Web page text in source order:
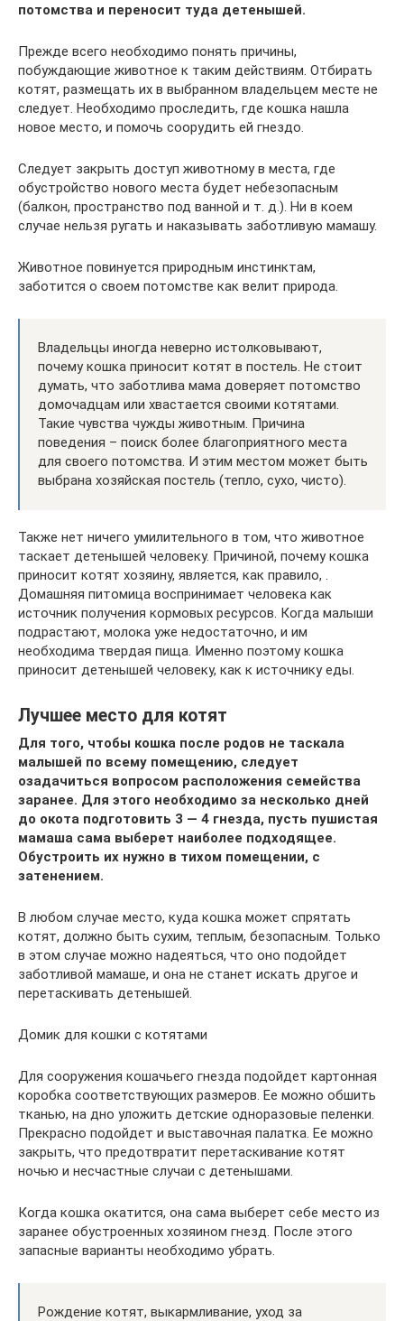
потомства и переносит туда детенышей.
Прежде всего необходимо понять причины,
побуждающие животное к таким действиям. Отбирать
котят, размещать их в выбранном владельцем месте не
следует. Необходимо проследить, где кошка нашла
новое место, и помочь соорудить ей гнездо.
Следует закрыть доступ животному в места, где
обустройство нового места будет небезопасным
(балкон, пространство под ванной и т. д.). Ни в коем
случае нельзя ругать и наказывать заботливую мамашу.
Животное повинуется природным инстинктам,
заботится о своем потомстве как велит природа.
Владельцы иногда неверно истолковывают,
почему кошка приносит котят в постель. Не стоит
думать, что заботлива мама доверяет потомство
домочадцам или хвастается своими котятами.
Такие чувства чужды животным. Причина
поведения – поиск более благоприятного места
для своего потомства. И этим местом может быть
выбрана хозяйская постель (тепло, сухо, чисто).
Также нет ничего умилительного в том, что животное
таскает детенышей человеку. Причиной, почему кошка
приносит котят хозяину, является, как правило, .
Домашняя питомица воспринимает человека как
источник получения кормовых ресурсов. Когда малыши
подрастают, молока уже недостаточно, и им
необходима твердая пища. Именно поэтому кошка
приносит детенышей человеку, как к источнику еды.
Лучшее место для котят
Для того, чтобы кошка после родов не таскала
малышей по всему помещению, следует
озадачиться вопросом расположения семейства
заранее. Для этого необходимо за несколько дней
до окота подготовить 3 — 4 гнезда, пусть пушистая
мамаша сама выберет наиболее подходящее.
Обустроить их нужно в тихом помещении, с
затенением.
В любом случае место, куда кошка может спрятать
котят, должно быть сухим, теплым, безопасным. Только
в этом случае можно надеяться, что оно подойдет
заботливой мамаше, и она не станет искать другое и
перетаскивать детенышей.
Домик для кошки с котятами
Для сооружения кошачьего гнезда подойдет картонная
коробка соответствующих размеров. Ее можно обшить
тканью, на дно уложить детские одноразовые пеленки.
Прекрасно подойдет и выставочная палатка. Ее можно
закрыть, что предотвратит перетаскивание котят
ночью и несчастные случаи с детенышами.
Когда кошка окатится, она сама выберет себе место из
заранее обустроенных хозяином гнезд. После этого
запасные варианты необходимо убрать.
Рождение котят, выкармливание, уход за